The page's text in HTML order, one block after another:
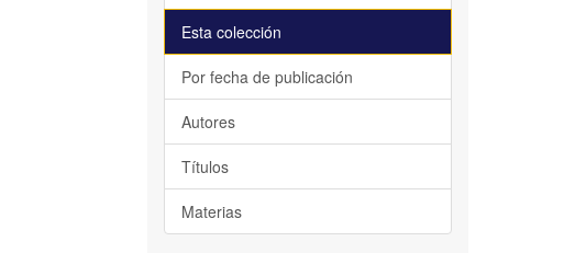
Esta colección
Por fecha de publicación
Autores
Títulos
Materias